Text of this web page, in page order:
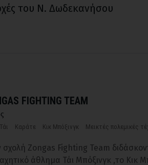
του Ν. Δωδεκανήσου
FIGHTING TEAM
Καράτε Κικ Μπόξινγκ Μεικτές πολεμικές
σχολή Zongas Fighting Team
άθλημα Τάι Μπόξινγκ ,το Κικ